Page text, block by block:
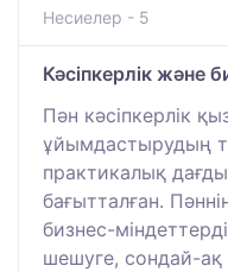
Несиелер - 5
Кәсіпкерлік және
Пән кәсіпкерлік
ұйымдастырудың
практикалық
бағытталған.
бизнес-
шешуге, сондай-ақ